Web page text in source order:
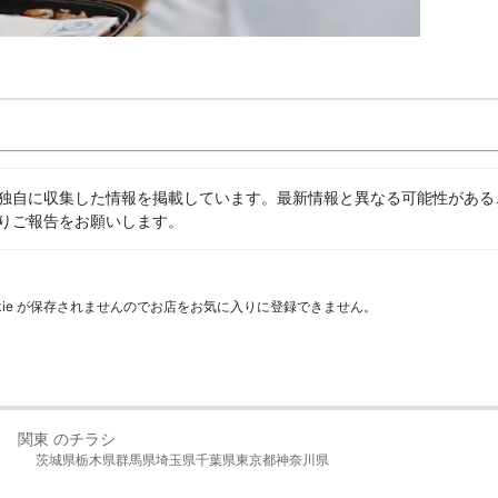
に収集した情報を掲載しています。最新情報と異なる可能性があ
ご報告をお願いします。
保存されませんのでお店をお気に入りに登録できません。
関東 のチラシ
茨城県栃木県群馬県埼玉県千葉県東京都神奈川県